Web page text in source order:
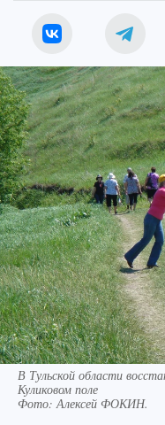
В Тульской области
Куликовом поле
Фото: Алексей ФОКИН.